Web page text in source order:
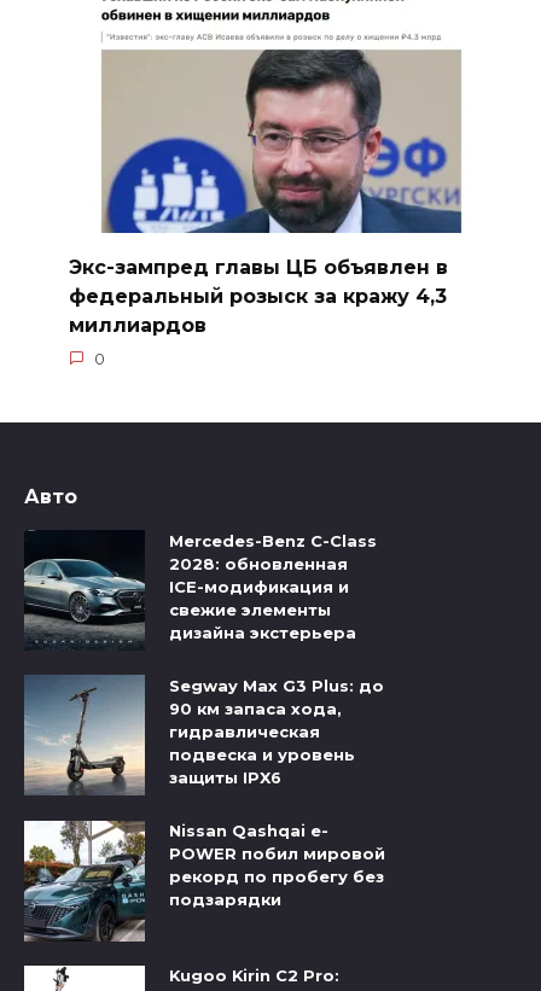
Экс-зампред главы ЦБ объявлен в
федеральный розыск за кражу 4,3
миллиардов
0
Авто
Mercedes-Benz C-Class
2028: обновленная
ICE-модификация и
свежие элементы
дизайна экстерьера
Segway Max G3 Plus: до
90 км запаса хода,
гидравлическая
подвеска и уровень
защиты IPX6
Nissan Qashqai e-
POWER побил мировой
рекорд по пробегу без
подзарядки
Kugoo Kirin C2 Pro: